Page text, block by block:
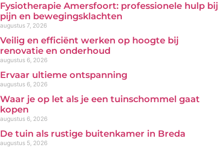
Fysiotherapie Amersfoort: professionele hulp bij
pijn en bewegingsklachten
augustus 7, 2026
Veilig en efficiënt werken op hoogte bij
renovatie en onderhoud
augustus 6, 2026
Ervaar ultieme ontspanning
augustus 6, 2026
Waar je op let als je een tuinschommel gaat
kopen
augustus 6, 2026
De tuin als rustige buitenkamer in Breda
augustus 5, 2026